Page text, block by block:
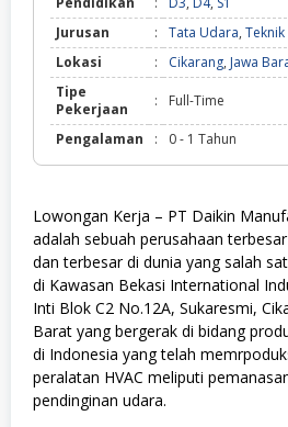
Jurusan
: Tata Udara, Teknik
Lokasi
: Cikarang, Jawa
Tipe
Pekerjaan
: Full-Time
Pengalaman : 0 - 1 Tahun
Lowongan Kerja – PT Daikin
adalah sebuah perusahaan
dan terbesar di dunia yang salah
di Kawasan Bekasi International
Inti Blok C2 No.12A, Sukaresmi,
Barat yang bergerak di bidang
di Indonesia yang telah
peralatan HVAC meliputi
pendinginan udara.